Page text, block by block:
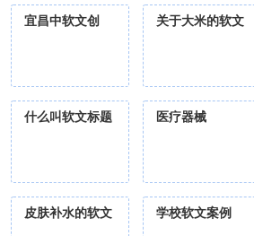
宜昌中软文创 关于大米的软文
什么叫软文标题 医疗器械
皮肤补水的软文 学校软文案例